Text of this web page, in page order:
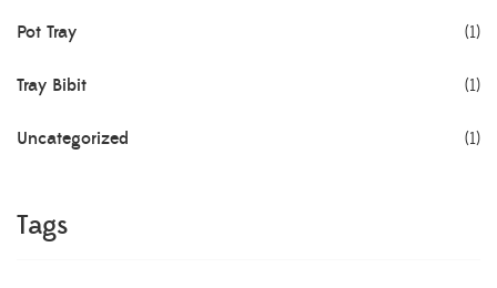
Pot Tray (1)
Tray Bibit (1)
Uncategorized (1)
Tags